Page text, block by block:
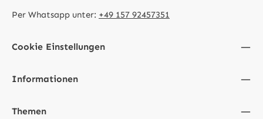
Per Whatsapp unter: +49 157 92457351
Cookie Einstellungen
Informationen
Themen